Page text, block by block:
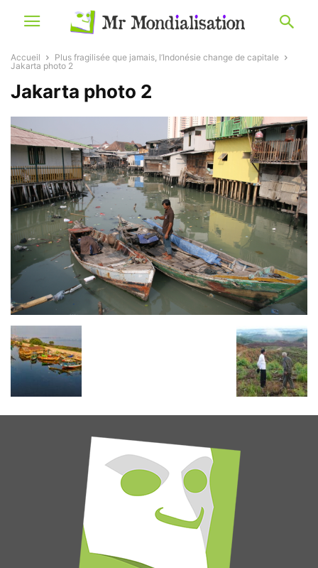
Accueil
Plus fragilisée que jamais, l’Indonésie change de capitale
Jakarta photo 2
Jakarta photo 2